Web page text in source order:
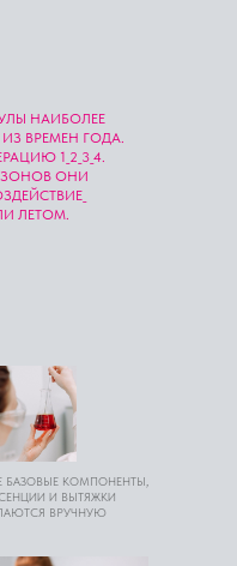
БАЗОВЫЕ КОМПОНЕНТЫ,
И ВЫТЯЖКИ
ВРУЧНУЮ
НАИБОЛЕЕ
ВРЕМЕН ГОДА.
1_2_3_4.
ОНИ
ЛЕТОМ.